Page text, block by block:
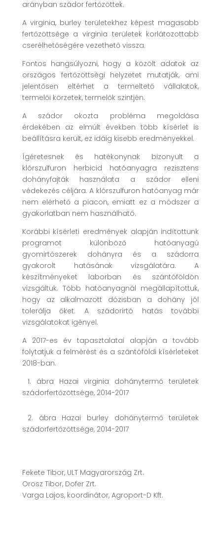
arányban szádor fertőzöttek.
A virginia, burley területekhez képest magasabb
fertőzöttsége a virginia területek korlátozottabb
cserélhetőségére vezethető vissza.
Fontos hangsúlyozni, hogy a közölt adatok az
országos fertőzöttségi helyzetet mutatják, ami
jelentősen eltérhet a termeltető vállalatok,
termelői körzetek, termelők szintjén.
A szádor okozta probléma megoldása
érdekében az elmúlt években több kísérlet is
beállításra került, ez idáig kisebb eredményekkel.
Ígéretesnek és hatékonynak bizonyult a
klórszulfuron herbicid hatóanyagra rezisztens
dohányfajták használata a szádor elleni
védekezés céljára. A klórszulfuron hatóanyag már
nem elérhető a piacon, emiatt ez a módszer a
gyakorlatban nem használható.
Korábbi kísérleti eredmények alapján indítottunk
programot különböző hatóanyagú
gyomirtószerek dohányra és a szádorra
gyakorolt hatásának vizsgálatára. A
készítményeket laborban és szántóföldön
vizsgáltuk. Több hatóanyagnál megállapítottuk,
hogy az alkalmazott dózisban a dohány jól
tolerálja őket. A szádorirtó hatás további
vizsgálatokat igényel.
A 2017-es év tapasztalatai alapján a tovább
folytatjuk a felmérést és a szántóföldi kísérleteket
2018-ban.
1. ábra Hazai virginia dohánytermő területek
szádorfertőzöttsége, 2014-2017
2. ábra Hazai burley dohánytermő területek
szádorfertőzöttsége, 2014-2017
Fekete Tibor, ULT Magyarország Zrt.
Orosz Tibor, Dofer Zrt.
Varga Lajos, koordinátor, Agroport-D Kft.